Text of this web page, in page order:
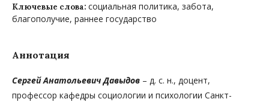
Ключевые слова: социальная политика, забота,
благополучие, раннее государство
Аннотация
Сергей Анатольевич Давыдов – д. с. н., доцент,
профессор кафедры социологии и психологии Санкт-